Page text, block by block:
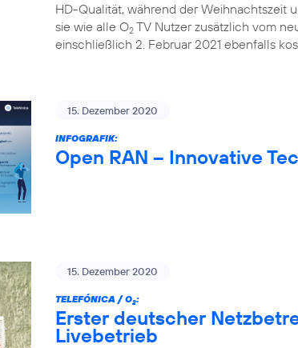
HD-Qualität, während der Weihnachtszeit
sie wie alle O2 TV Nutzer zusätzlich vom
einschließlich 2. Februar 2021 ebenfalls
15. Dezember 2020
INFOGRAFIK:
Open RAN – Innovative
15. Dezember 2020
TELEFÓNICA / O2:
Erster deutscher
Livebetrieb